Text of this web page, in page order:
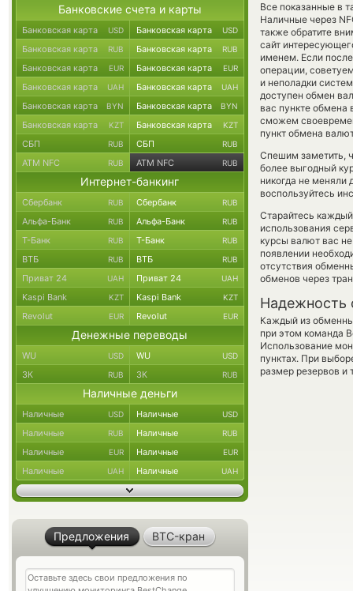
Все показанные в
Наличные через
также обратите
сайт
именем. Если
операции,
и неполадки
доступен обмен
вас пункте
сможем
пункт обмена
Спешим заметить,
более выгодный
никогда не меняли
воспользуйтесь
Старайтесь
использования
курсы валют вас
появлении
отсутствия
обменов через
Надежность
Каждый из
при этом команда
Использование
пунктах. При
размер резервов и
Банковские счета и карты
Банковская карта USD Банковская карта USD
Банковская карта RUB Банковская карта RUB
Банковская карта EUR Банковская карта EUR
Банковская карта UAH Банковская карта UAH
Банковская карта BYN Банковская карта BYN
Банковская карта KZT Банковская карта KZT
СБП RUB СБП RUB
ATM NFC RUB ATM NFC RUB
Интернет-банкинг
Сбербанк RUB Сбербанк RUB
Альфа-Банк RUB Альфа-Банк RUB
Т-Банк RUB Т-Банк RUB
ВТБ RUB ВТБ RUB
Приват 24 UAH Приват 24 UAH
Kaspi Bank KZT Kaspi Bank KZT
Revolut EUR Revolut EUR
Денежные переводы
WU USD WU USD
ЗК RUB ЗК RUB
Наличные деньги
Наличные USD Наличные USD
Наличные RUB Наличные RUB
Наличные EUR Наличные EUR
Наличные UAH Наличные UAH
Предложения BTC-кран